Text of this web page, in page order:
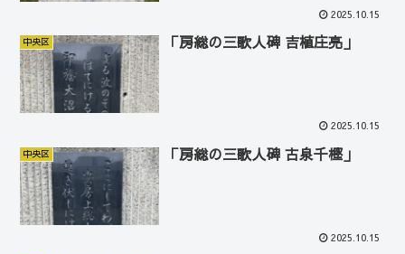
2025.10.15
中央区 「房総の三歌人碑 吉植庄亮」
2025.10.15
中央区 「房総の三歌人碑 古泉千樫」
2025.10.15